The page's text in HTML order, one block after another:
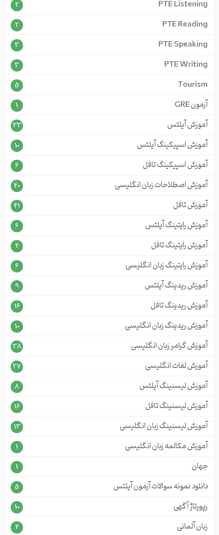
PTE Listening
2
PTE Reading
2
PTE Speaking
3
PTE Writing
3
Tourism
5
آزمون GRE 1
آموزش آیلتس 33
آموزش اسپیکینگ آیلتس 10
آموزش اسپیکینگ تافل 6
آموزش اصطلاحات زبان انگلیسی 40
آموزش تافل 41
آموزش رایتینگ آیلتس 6
آموزش رایتینگ تافل 4
آموزش رایتینگ زبان انگلیسی 6
آموزش ریدینگ آیلتس 9
آموزش ریدینگ تافل 16
آموزش ریدینگ زبان انگلیسی 10
آموزش گرامر زبان انگلیسی 38
آموزش لغات انگلیسی 27
آموزش لیسنینگ آیلتس 8
آموزش لیسنینگ تافل 16
آموزش لیسنینگ زبان انگلیسی 13
آموزش مکالمه زبان انگلیسی 1
جهان 1
دانلود نمونه سوالات آزمون آیلتس 5
رپورتاژ آگهی 10
زبان آلمانی 4